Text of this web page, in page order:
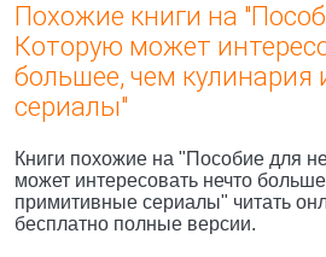
Похожие книги на
Которую может
большее, чем
сериалы"
Книги похожие на "Пособие для
может интересовать нечто
примитивные сериалы" читать
бесплатно полные версии.